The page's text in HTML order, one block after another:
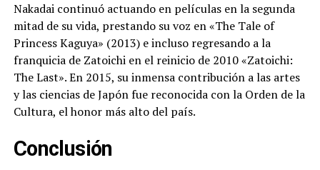
Nakadai continuó actuando en películas en la segunda
mitad de su vida, prestando su voz en «The Tale of
Princess Kaguya» (2013) e incluso regresando a la
franquicia de Zatoichi en el reinicio de 2010 «Zatoichi:
The Last». En 2015, su inmensa contribución a las artes
y las ciencias de Japón fue reconocida con la Orden de la
Cultura, el honor más alto del país.
Conclusión